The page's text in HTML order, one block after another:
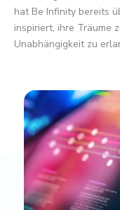
hat Be Infinity bereits
inspiriert, ihre Träume
Unabhängigkeit zu